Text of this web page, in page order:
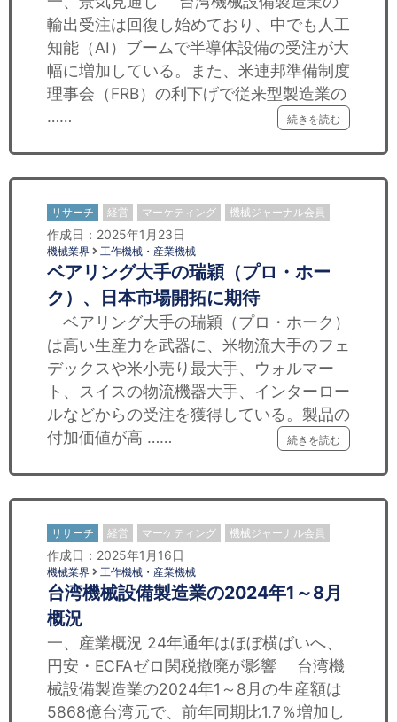
輸出受注は回復し始めており、中でも人工
知能（AI）ブームで半導体設備の受注が大
幅に増加している。また、米連邦準備制度
理事会（FRB）の利下げで従来型製造業の
……
続きを読む
リサーチ 経営 マーケティング 機械ジャーナル会員
作成日：2025年1月23日
機械業界 工作機械・産業機械
ベアリング大手の瑞穎（プロ・ホー
ク）、日本市場開拓に期待
ベアリング大手の瑞穎（プロ・ホーク）
は高い生産力を武器に、米物流大手のフェ
デックスや米小売り最大手、ウォルマー
ト、スイスの物流機器大手、インターロー
ルなどからの受注を獲得している。製品の
付加価値が高 ……
続きを読む
リサーチ 経営 マーケティング 機械ジャーナル会員
作成日：2025年1月16日
機械業界 工作機械・産業機械
台湾機械設備製造業の2024年1～8月
概況
一、産業概況 24年通年はほぼ横ばいへ、
円安・ECFAゼロ関税撤廃が影響 台湾機
械設備製造業の2024年1～8月の生産額は
5868億台湾元で、前年同期比1.7％増加し